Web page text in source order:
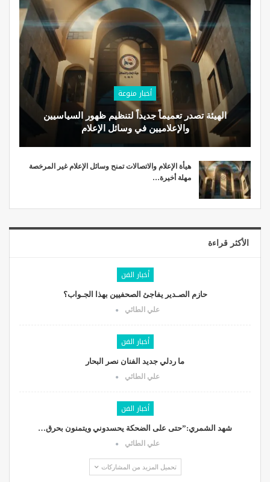
أخبار منوعة
الهيئة تصدر تعميماً جديداً لتنظيم ظهور السياسيين
والإعلاميين في وسائل الإعلام
هيأة الإعلام والاتصالات تمنح وسائل الإعلام غير المرخصة
مهلة أخيرة…
الأكثر قراءة
أخبار الفن
حازم الصـدير يفاجئ الصحفيين بهذا الجـواب؟
علي الطائي
أخبار الفن
ما ردلي جديد الفنان نصر البحار
علي الطائي
أخبار الفن
شهد الشمري:”حتى على الضحكة يحسدوني ويتمنون بحرق…
علي الطائي
تحميل المزيد من المشاركات